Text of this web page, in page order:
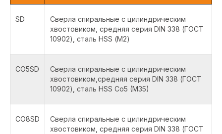
SD
Сверла спиральные с цилиндрическим
хвостовиком, средняя серия DIN 338 (ГОСТ
10902), сталь HSS (М2)
CO5SD
Сверла спиральные с цилиндрическим
хвостовиком,средняя серия DIN 338 (ГОСТ
10902), сталь HSS Co5 (M35)
CO8SD
Сверла спиральные с цилиндрическим
хвостовиком, средняя серия DIN 338 (ГОСТ